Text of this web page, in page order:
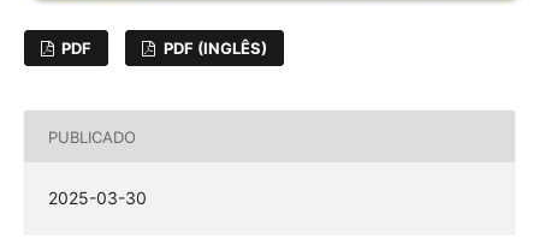
PDF PDF (INGLÊS)
PUBLICADO
2025-03-30